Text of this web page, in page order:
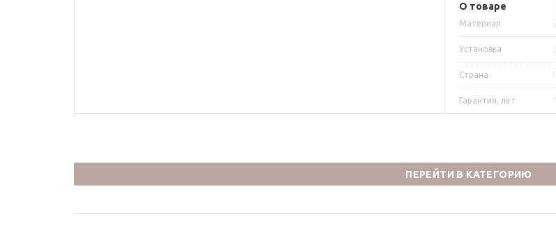
О товаре
Материал
Установка
Страна
Гарантия, лет
ПЕРЕЙТИ В КАТЕГОРИЮ